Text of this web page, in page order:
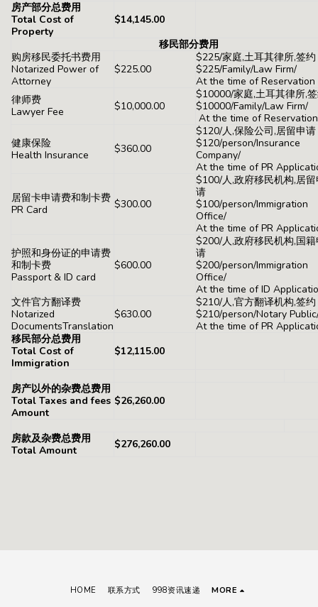
房产部分总费用
Total Cost of
Property
$14,145.00
移民部分费用
购房移民委托书费用
Notarized Power of
Attorney
$225.00
$225/家庭,土耳其律所,签约
$225/Family/Law Firm/
At the time of Reservation
律师费
Lawyer Fee
$10,000.00
$10000/家庭,土耳其律所,
$10000/Family/Law Firm/
At the time of Reservation
健康保险
Health Insurance
$360.00
$120/人,保险公司,居留申请
$120/person/Insurance
Company/
At the time of PR
居留卡申请费和制卡费
PR Card
$300.00
$100/人,政府移民机构,居
请
$100/person/Immigration
Office/
At the time of PR
护照和身份证的申请费
和制卡费
Passport & ID card
$600.00
$200/人,政府移民机构,国
请
$200/person/Immigration
Office/
At the time of ID
文件官方翻译费
Notarized
DocumentsTranslation
$630.00
$210/人,官方翻译机构,签约
$210/person/Notary
At the time of PR
移民部分总费用
Total Cost of
Immigration
$12,115.00
房产以外的杂费总费用
Total Taxes and fees
Amount
$26,260.00
房款及杂费总费用
Total Amount
$276,260.00
HOME 联系方式 998资讯速递 MORE